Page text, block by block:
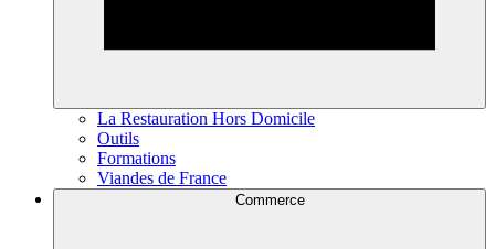
La Restauration Hors Domicile
Outils
Formations
Viandes de France
Commerce